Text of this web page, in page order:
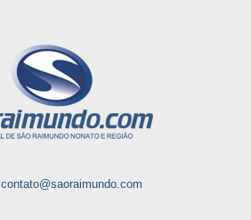
contato@saoraimundo.com